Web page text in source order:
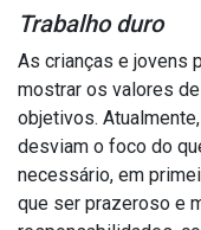
Trabalho duro
As crianças e jovens
mostrar os valores
objetivos.
desviam o foco do
necessário, em
que ser prazeroso e